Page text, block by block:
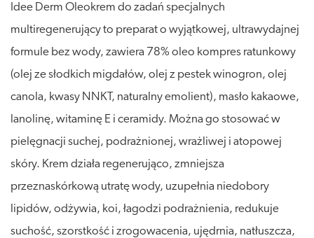
Idee Derm Oleokrem do zadań specjalnych
multiregenerujący to preparat o wyjątkowej, ultrawydajnej
formule bez wody, zawiera 78% oleo kompres ratunkowy
(olej ze słodkich migdałów, olej z pestek winogron, olej
canola, kwasy NNKT, naturalny emolient), masło kakaowe,
lanolinę, witaminę E i ceramidy. Można go stosować w
pielęgnacji suchej, podrażnionej, wrażliwej i atopowej
skóry. Krem działa regenerująco, zmniejsza
przeznaskórkową utratę wody, uzupełnia niedobory
lipidów, odżywia, koi, łagodzi podrażnienia, redukuje
suchość, szorstkość i zrogowacenia, ujędrnia, natłuszcza,